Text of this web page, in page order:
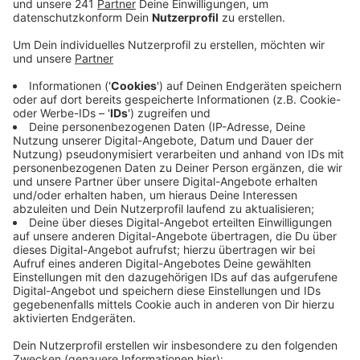
Veröffentlicht:Mittwoch, 04.09.2019 12:59
Hohe Umsätze und überwiegend steigende Preise
– so überschreibt der Gutachterausschuss für
Grundstückswerte im Oberbergischen Kreis seinen
Bericht für das erste Halbjahr. Die Preise für
freistehende Ein- und Zweifamilienhäuser sind im
Südkreis um drei und im Nordkreis um fünf
Prozent gestiegen. Im Schnitt hat ein solches
Haus 195.000 Euro gekostet. Für eine neue
Eigentumswohnung mussten sieben Prozent mehr
auf den Tisch gelegt werden als im
Vorjahreseitraum. Gebrauchte
Eigentumswohnungen sind in Oberberg sogar um